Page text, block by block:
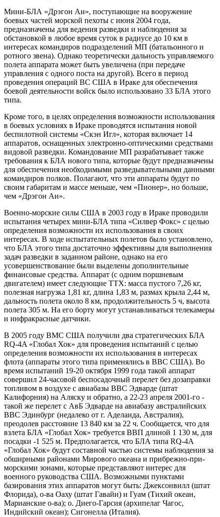
Мини-БЛА «Дрэгон Аи», поступающие на вооружение
боевых частей морской пехоты с июня 2004 года,
предназначены для ведения разведки и наблюдения за
обстановкой в любое время суток в радиусе до 10 км в
интересах командиров подразделений МП (батальонного и
ротного звена). Однако теоретически дальность управляемого
полета аппарата может быть увеличена (при передаче
управления с одного поста на другой). Всего в период
проведения операций ВС США в Ираке для обеспечения
боевой деятельности войск было использовано 33 БЛА этого
типа.
Кроме того, в целях определения возможности использования
в боевых условиях в Ираке проводятся испытания новой
беспилотной системы «Скэн Игл», которая включает 14
аппаратов, оснащенных электронно-оптическими средствами
видовой разведки. Командование МП разрабатывает также
требования к БЛА нового типа, которые будут предназначены
для обеспечения необходимыми разведывательными данными
командиров полков. Полагают, что эти аппараты будут по
своим габаритам и массе меньше, чем «Пионер», но больше,
чем «Дрэгон Аи».
Военно-морские силы США в 2003 году в Ираке проводили
испытания четырех мини-БЛА типа «Силвер Фокс» с целью
определения возможности их использования в своих
интересах. В ходе испытательных полетов было установлено,
что БЛА этого типа достаточно эффективны для выполнения
задач разведки в заданном районе, однако на его
усовершенствование были выделены дополнительные
финансовые средства. Аппарат (с одним поршневым
двигателем) имеет следующие ТТХ: масса пустого 7,26 кг,
полезная нагрузка 1,81 кг, длина 1,83 м, размах крыла 2,44 м,
дальность полета около 8 км, продолжительность 5 ч, высота
полета 305 м. На его борту могут устанавливаться телекамеры
и инфракрасные датчики.
В 2005 году ВМС США получили два стратегических БЛА
RQ-4A «Глобал Хок» для проведения испытаний с целью
определения возможности их использования в интересах
флота (аппараты этого типа применялись в ВВС США). Во
время испытаний 19-20 октября 1999 года такой аппарат
совершил 24-часовой беспосадочный перелет без дозаправки
топливом в воздухе с авиабазы ВВС Эдварде (штат
Калифорния) на Аляску и обратно, а 22-23 апреля 2001-го -
такой же перелет с АвБ Эдварде на авиабазу австралийских
ВВС Эдинбург (недалеко от г. Аделаида, Австралия),
преодолев расстояние 13 840 км за 22 ч. Сообщается, что для
взлета БЛА «Глобал Хок» требуется ВВП длиной 1 130 м, для
посадки -1 525 м. Предполагается, что БЛА типа RQ-4A
«Глобал Хок» будут составной частью системы наблюдения за
обширными районами Мирового океана и прибрежно-при-
морскими зонами, которые представляют интерес для
военного руководства США. Возможными пунктами
базирования этих аппаратов могут быть: Джексонвилл (штат
Флорида), о-ва Оаху (штат Гавайи) и Гуам (Тихий океан,
Марианские о-ва); о. Диего-Гарсия (архипелаг Чагос,
Индийский океан); Сигонелла (Италия).